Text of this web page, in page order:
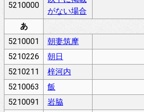
5210000
がない場合
あ
5210001
朝妻筑摩
5210226
朝日
5210211
梓河内
5210063
飯
5210091
岩脇